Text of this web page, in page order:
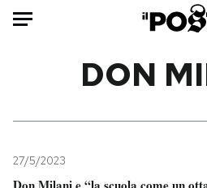
Mondo
Politica
DON
27/5/2023